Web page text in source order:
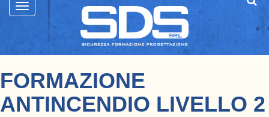
Mostra
Menu
FORMAZIONE
ANTINCENDIO LIVELLO 2